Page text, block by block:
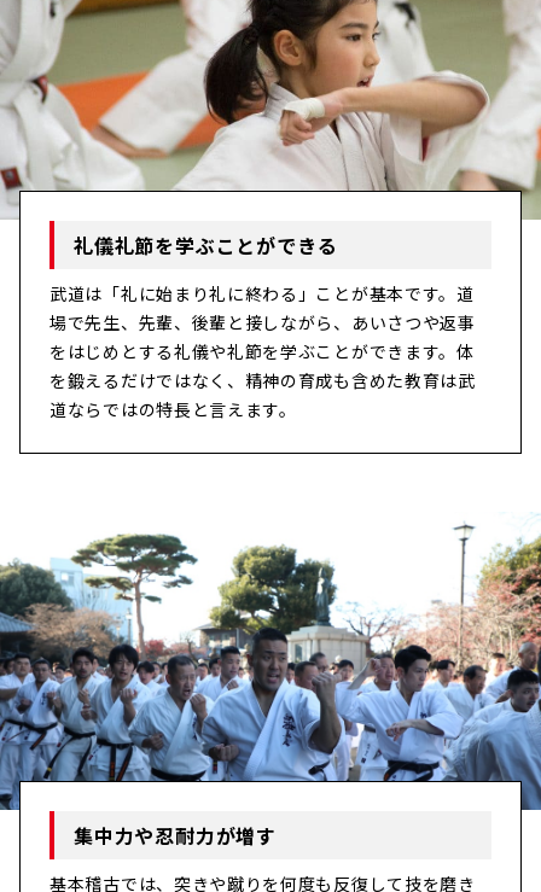
礼儀礼節を学ぶことができる
武道は「礼に始まり礼に終わる」ことが基本です。道
場で先生、先輩、後輩と接しながら、あいさつや返事
をはじめとする礼儀や礼節を学ぶことができます。体
を鍛えるだけではなく、精神の育成も含めた教育は武
道ならではの特長と言えます。
集中力や忍耐力が増す
基本稽古では、突きや蹴りを何度も反復して技を磨き